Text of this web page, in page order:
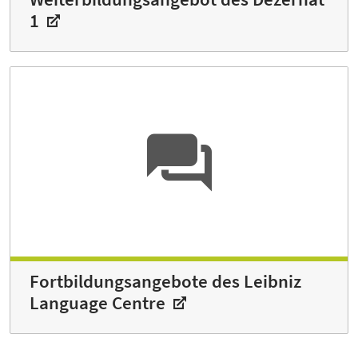
1
Fortbildungsangebote des Leibniz
Language Centre